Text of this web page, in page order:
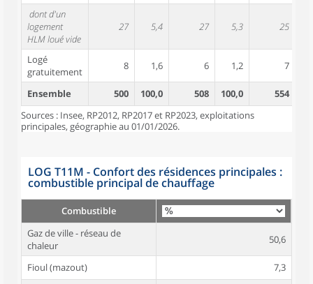
dont d'un
logement
HLM loué vide
27 5,4 27 5,3 25
Logé
gratuitement
8 1,6 6 1,2 7
Ensemble 500 100,0 508 100,0 554
Sources : Insee, RP2012, RP2017 et RP2023, exploitations
principales, géographie au 01/01/2026.
LOG T11M - Confort des résidences principales :
combustible principal de chauffage
Combustible
Gaz de ville - réseau de
chaleur
50,6
Fioul (mazout)
7,3